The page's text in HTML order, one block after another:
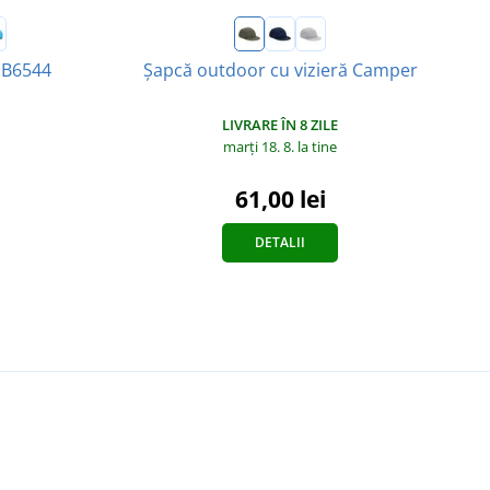
Șapcă outdoor cu vizieră Camper
LIVRARE ÎN 8 ZILE
marți 18. 8. la tine
61,00 lei
DETALII